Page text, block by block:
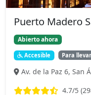
Puerto Madero
Abierto ahora
Accesible Para llevar
Av. de la Paz 6, San
4.7/5 (